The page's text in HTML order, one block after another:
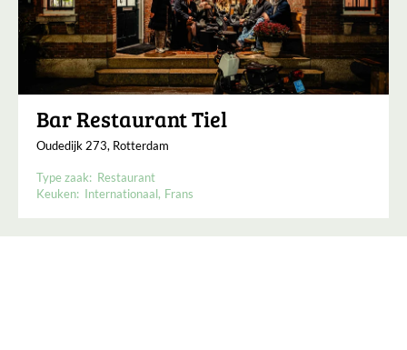
Bar Restaurant Tiel
Oudedijk 273, Rotterdam
Type zaak: Restaurant
Keuken: Internationaal Frans